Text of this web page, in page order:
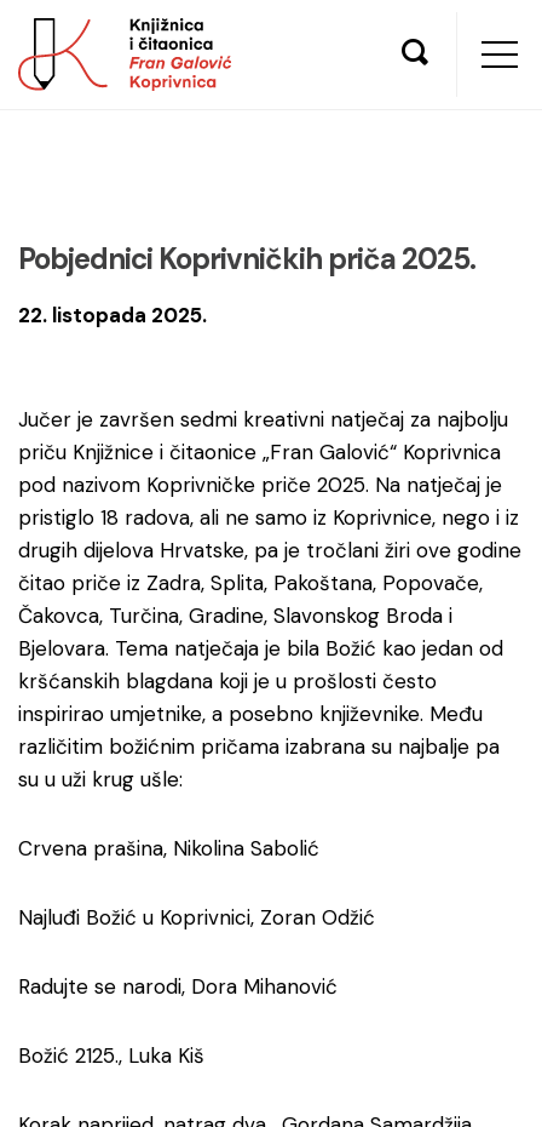
Pobjednici Koprivničkih priča 2025.
22. listopada 2025.
Jučer je završen sedmi kreativni natječaj za najbolju
priču Knjižnice i čitaonice „Fran Galović“ Koprivnica
pod nazivom Koprivničke priče 2025. Na natječaj je
pristiglo 18 radova, ali ne samo iz Koprivnice, nego i iz
drugih dijelova Hrvatske, pa je tročlani žiri ove godine
čitao priče iz Zadra, Splita, Pakoštana, Popovače,
Čakovca, Turčina, Gradine, Slavonskog Broda i
Bjelovara. Tema natječaja je bila Božić kao jedan od
kršćanskih blagdana koji je u prošlosti često
inspirirao umjetnike, a posebno književnike. Među
različitim božićnim pričama izabrana su najbalje pa
su u uži krug ušle:
Crvena prašina, Nikolina Sabolić
Najluđi Božić u Koprivnici, Zoran Odžić
Radujte se narodi, Dora Mihanović
Božić 2125., Luka Kiš